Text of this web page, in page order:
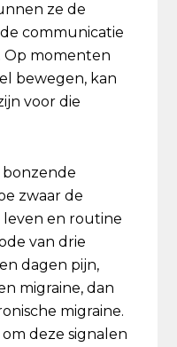
ze de
communicatie
Op momenten
bewegen, kan
voor die
zwaar de
leven en routine
van drie
dagen pijn,
migraine, dan
migraine.
deze signalen